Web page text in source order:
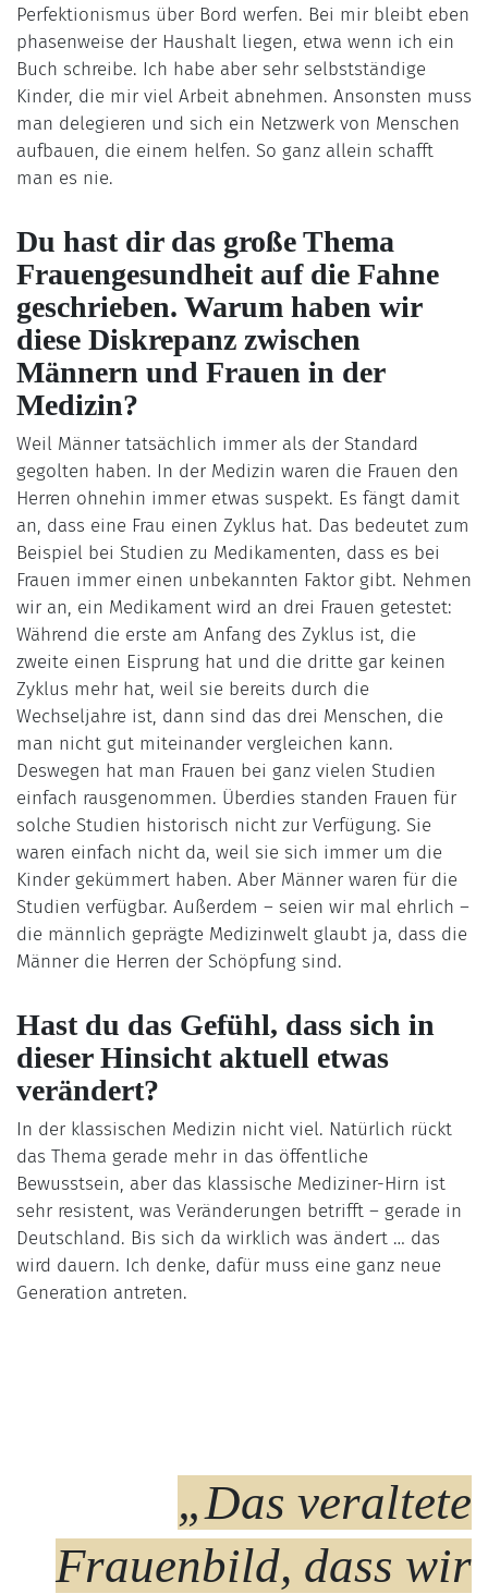
Perfektionismus über Bord werfen. Bei mir bleibt eben
phasenweise der Haushalt liegen, etwa wenn ich ein
Buch schreibe. Ich habe aber sehr selbstständige
Kinder, die mir viel Arbeit abnehmen. Ansonsten muss
man delegieren und sich ein Netzwerk von Menschen
aufbauen, die einem helfen. So ganz allein schafft
man es nie.
Du hast dir das große Thema
Frauengesundheit auf die Fahne
geschrieben. Warum haben wir
diese Diskrepanz zwischen
Männern und Frauen in der
Medizin?
Weil Männer tatsächlich immer als der Standard
gegolten haben. In der Medizin waren die Frauen den
Herren ohnehin immer etwas suspekt. Es fängt damit
an, dass eine Frau einen Zyklus hat. Das bedeutet zum
Beispiel bei Studien zu Medikamenten, dass es bei
Frauen immer einen unbekannten Faktor gibt. Nehmen
wir an, ein Medikament wird an drei Frauen getestet:
Während die erste am Anfang des Zyklus ist, die
zweite einen Eisprung hat und die dritte gar keinen
Zyklus mehr hat, weil sie bereits durch die
Wechseljahre ist, dann sind das drei Menschen, die
man nicht gut miteinander vergleichen kann.
Deswegen hat man Frauen bei ganz vielen Studien
einfach rausgenommen. Überdies standen Frauen für
solche Studien historisch nicht zur Verfügung. Sie
waren einfach nicht da, weil sie sich immer um die
Kinder gekümmert haben. Aber Männer waren für die
Studien verfügbar. Außerdem – seien wir mal ehrlich –
die männlich geprägte Medizinwelt glaubt ja, dass die
Männer die Herren der Schöpfung sind.
Hast du das Gefühl, dass sich in
dieser Hinsicht aktuell etwas
verändert?
In der klassischen Medizin nicht viel. Natürlich rückt
das Thema gerade mehr in das öffentliche
Bewusstsein, aber das klassische Mediziner-Hirn ist
sehr resistent, was Veränderungen betrifft – gerade in
Deutschland. Bis sich da wirklich was ändert … das
wird dauern. Ich denke, dafür muss eine ganz neue
Generation antreten.
„Das veraltete
Frauenbild, dass wir